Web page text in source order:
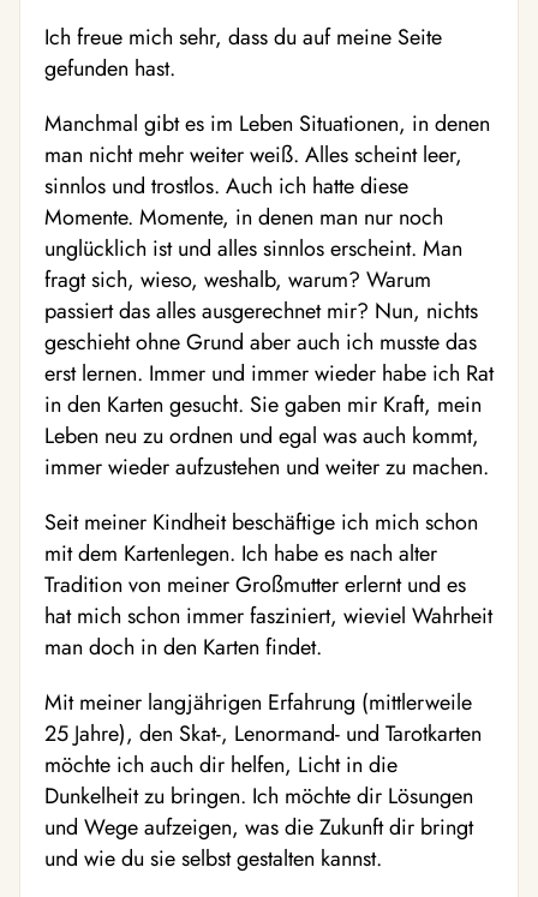
Ich freue mich sehr, dass du auf meine Seite
gefunden hast.
Manchmal gibt es im Leben Situationen, in denen
man nicht mehr weiter weiß. Alles scheint leer,
sinnlos und trostlos. Auch ich hatte diese
Momente. Momente, in denen man nur noch
unglücklich ist und alles sinnlos erscheint. Man
fragt sich, wieso, weshalb, warum? Warum
passiert das alles ausgerechnet mir? Nun, nichts
geschieht ohne Grund aber auch ich musste das
erst lernen. Immer und immer wieder habe ich Rat
in den Karten gesucht. Sie gaben mir Kraft, mein
Leben neu zu ordnen und egal was auch kommt,
immer wieder aufzustehen und weiter zu machen.
Seit meiner Kindheit beschäftige ich mich schon
mit dem Kartenlegen. Ich habe es nach alter
Tradition von meiner Großmutter erlernt und es
hat mich schon immer fasziniert, wieviel Wahrheit
man doch in den Karten findet.
Mit meiner langjährigen Erfahrung (mittlerweile
25 Jahre), den Skat-, Lenormand- und Tarotkarten
möchte ich auch dir helfen, Licht in die
Dunkelheit zu bringen. Ich möchte dir Lösungen
und Wege aufzeigen, was die Zukunft dir bringt
und wie du sie selbst gestalten kannst.